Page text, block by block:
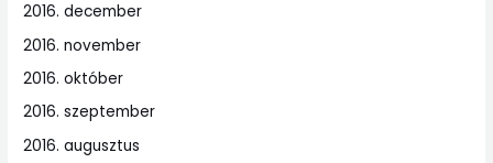
2016. december
2016. november
2016. október
2016. szeptember
2016. augusztus